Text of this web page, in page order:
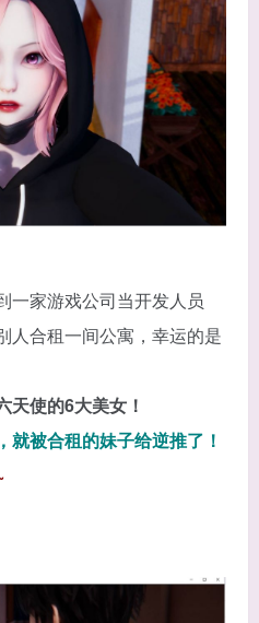
一家游戏公司当开发人员
人合租一间公寓，幸运的是
天使的6大美女！
被合租的妹子给逆推了！